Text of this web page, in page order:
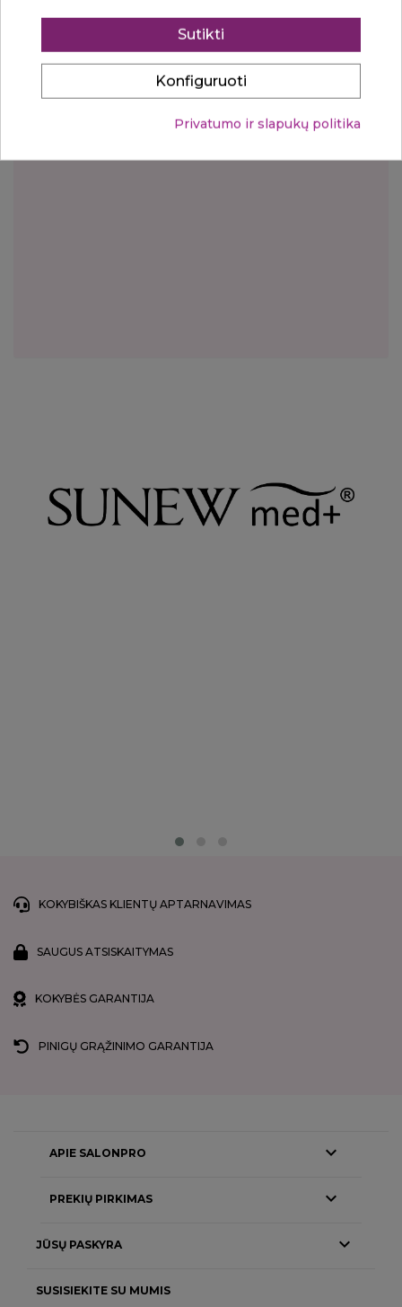
KOKYBIŠKAS KLIENTŲ APTARNAVIMAS
SAUGUS ATSISKAITYMAS
KOKYBĖS GARANTIJA
PINIGŲ GRĄŽINIMO GARANTIJA
APIE SALONPRO 
PREKIŲ PIRKIMAS 
JŪSŲ PASKYRA 
SUSISIEKITE SU MUMIS
Sutikti
Konfiguruoti
Privatumo ir slapukų politika